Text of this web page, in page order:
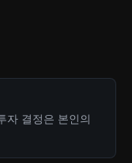
자 결정은 본인의